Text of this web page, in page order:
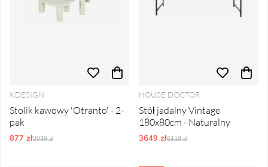
KDESIGN
Stolik kawowy 'Otranto' - 2-
pak
877 złOrdynarne ceny:
2039 zł
HOUSE DOCTOR
Stół jadalny Vintage
180x80cm - Naturalny
3649 złOrdynarne ceny:
6119 zł